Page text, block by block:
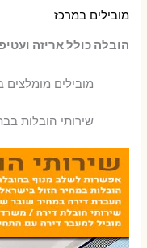
מובילים במרכז
הובלה כולל אריזה
‫מובילים
שירותי הובלות